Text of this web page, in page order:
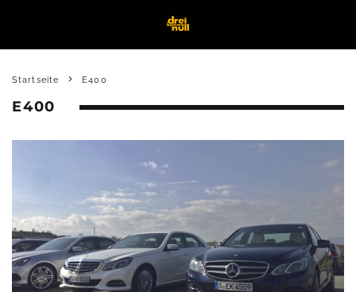
Startseite E400
E400